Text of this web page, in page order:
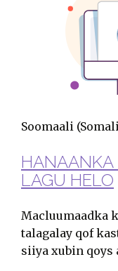
Soomaali
HANAANKA
LAGU HELO
Macluumaadka
talagalay qof
siiya xubin qoys